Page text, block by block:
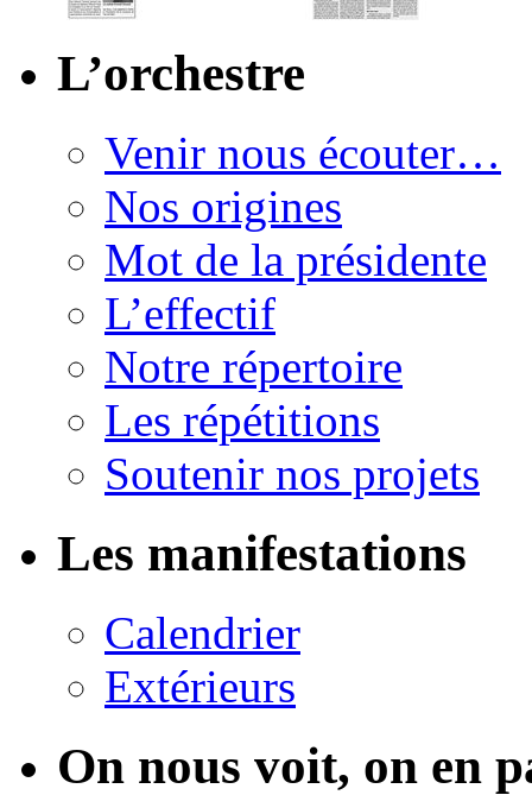
L’orchestre
Venir nous écouter…
Nos origines
Mot de la présidente
L’effectif
Notre répertoire
Les répétitions
Soutenir nos projets
Les manifestations
Calendrier
Extérieurs
On nous voit, on en